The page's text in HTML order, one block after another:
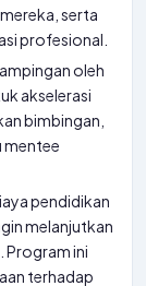
serta
profesional.
oleh
akselerasi
bimbingan,
mentee
pendidikan
melanjutkan
Program ini
terhadap